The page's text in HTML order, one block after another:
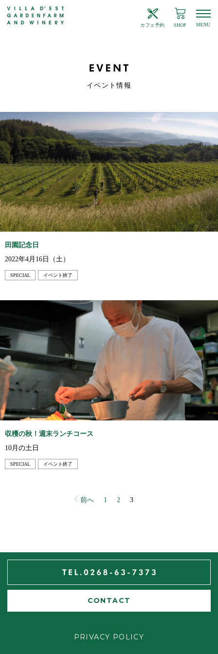
カフェ予約 SHOP MENU
イベント情報
田園記念日
2022年4月16日（土）
SPECIAL イベント終了
収穫の秋！週末ランチコース
10月の土日
SPECIAL イベント終了
前へ 1 2 3
CONTACT
PRIVACY POLICY